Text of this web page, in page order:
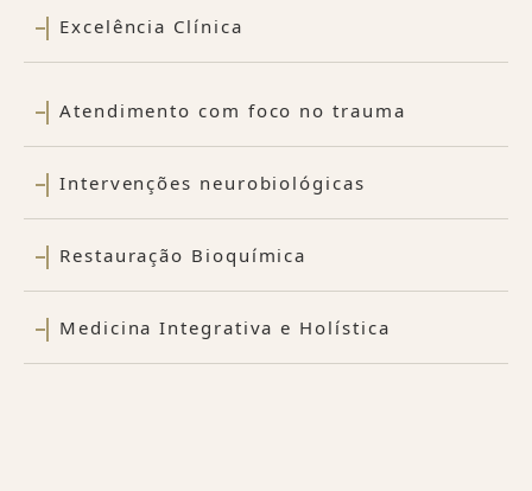
Excelência Clínica
Atendimento com foco no trauma
Intervenções neurobiológicas
Restauração Bioquímica
Medicina Integrativa e Holística